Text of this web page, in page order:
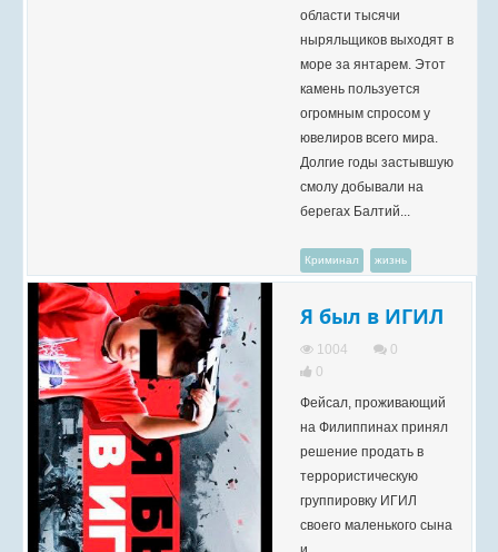
области тысячи
ныряльщиков выходят в
море за янтарем. Этот
камень пользуется
огромным спросом у
ювелиров всего мира.
Долгие годы застывшую
смолу добывали на
берегах Балтий...
Криминал жизнь
Я был в ИГИЛ
1004
0
0
Фейсал, проживающий
на Филиппинах принял
решение продать в
террористическую
группировку ИГИЛ
своего маленького сына